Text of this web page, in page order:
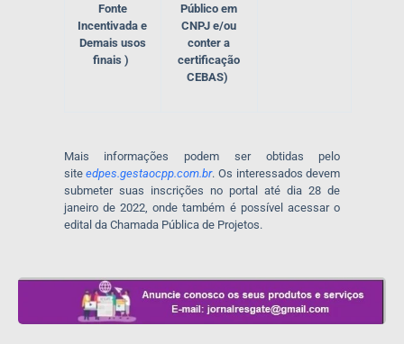
Fonte
Incentivada e
Demais usos
finais )
Público em
CNPJ e/ou
conter a
certificação
CEBAS)
Mais informações podem ser obtidas pelo
siteedpes.gestaocpp.com.br. Os interessados devem
submeter suas inscrições no portal até dia 28 de
janeiro de 2022, onde também é possível acessar o
edital da Chamada Pública de Projetos.